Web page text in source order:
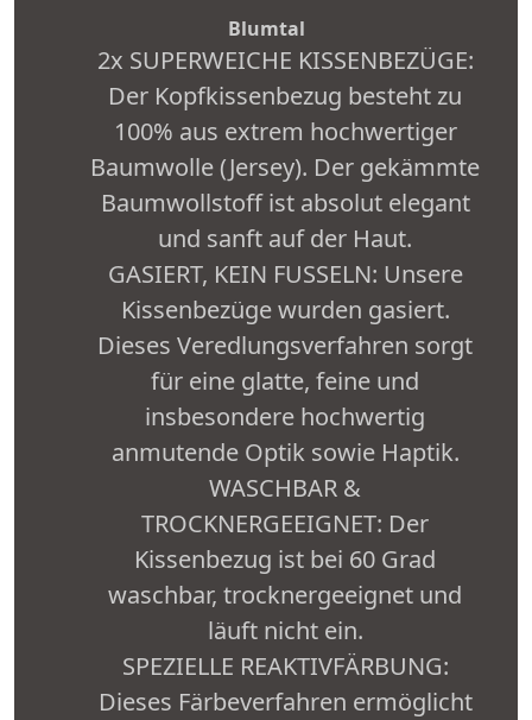
Blumtal
2x SUPERWEICHE KISSENBEZÜGE:
Der Kopfkissenbezug besteht zu
100% aus extrem hochwertiger
Baumwolle (Jersey). Der gekämmte
Baumwollstoff ist absolut elegant
und sanft auf der Haut.
GASIERT, KEIN FUSSELN: Unsere
Kissenbezüge wurden gasiert.
Dieses Veredlungsverfahren sorgt
für eine glatte, feine und
insbesondere hochwertig
anmutende Optik sowie Haptik.
WASCHBAR &
TROCKNERGEEIGNET: Der
Kissenbezug ist bei 60 Grad
waschbar, trocknergeeignet und
läuft nicht ein.
SPEZIELLE REAKTIVFÄRBUNG:
Dieses Färbeverfahren ermöglicht